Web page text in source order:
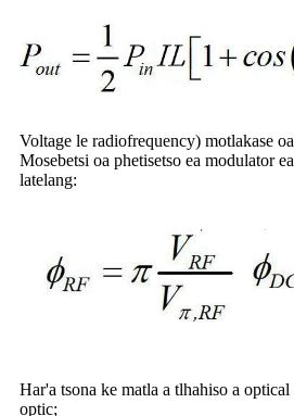
Voltage le radiofrequency) motlakase
Mosebetsi oa phetisetso ea modulator
latelang:
Har'a tsona ke matla a tlhahiso a
optic;